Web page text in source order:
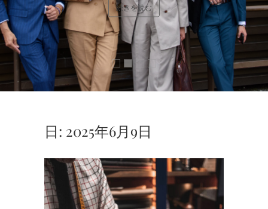
続きを読む
日: 2025年6月9日